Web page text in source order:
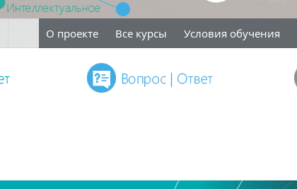
О проекте Все курсы Условия обучения